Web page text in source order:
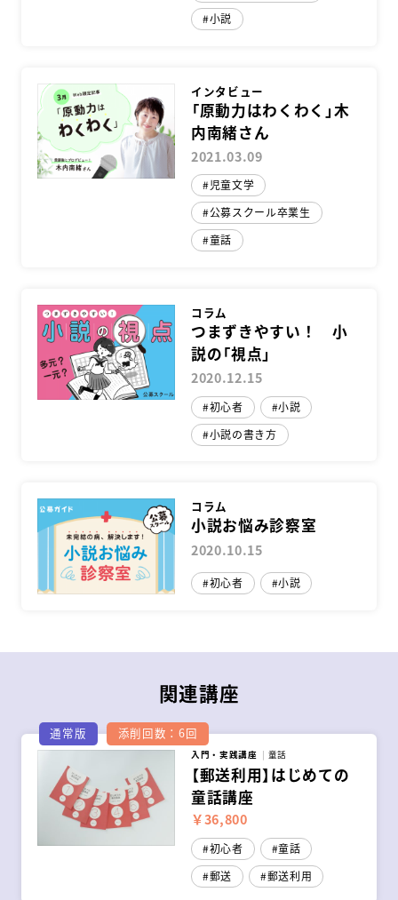
小説
インタビュー
「原動力はわくわく」木
内南緒さん
2021.03.09
児童文学
公募スクール卒業生
童話
コラム
つまずきやすい！ 小
説の「視点」
2020.12.15
初心者
小説
小説の書き方
コラム
小説お悩み診察室
2020.10.15
初心者 小説
関連講座
通常版 添削回数：6回
入門・実践講座 童話
【郵送利用】はじめての
童話講座
￥36,800
初心者
童話
郵送
郵送利用